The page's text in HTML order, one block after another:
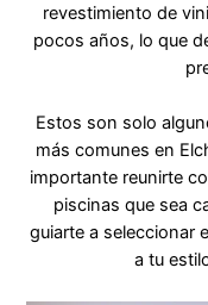
revestimiento de
pocos años, lo que
Estos son solo
más comunes en
importante reunirte
piscinas que sea
guiarte a seleccionar
a tu